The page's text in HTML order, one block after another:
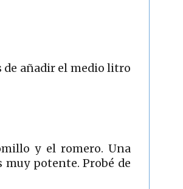
de añadir el medio litro
y el romero. Una
muy potente. Probé de